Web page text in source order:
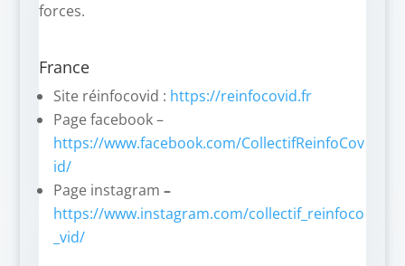
forces.
France
Site réinfocovid : https://reinfocovid.fr
Page facebook –
https://www.facebook.com/CollectifReinfoCov
id/
Page instagram –
https://www.instagram.com/collectif_reinfoco
_vid/